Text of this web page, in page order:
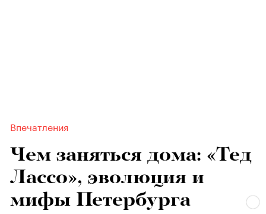
Впечатления
Чем заняться дома: «Тед
Лассо», эволюция и
мифы Петербурга